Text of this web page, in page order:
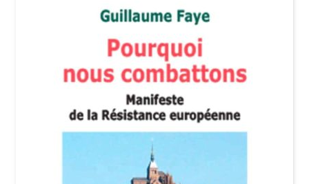
Livres de Peter Randa
Newsletter
Nous Contacter
Politique de confidentialité et cookies